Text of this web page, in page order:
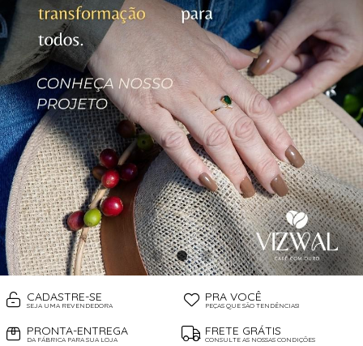
CADASTRE-SE
SEJA UMA REVENDEDORA
PRA VOCÊ
PEÇAS QUE SÃO TENDÊNCIAS!
PRONTA-ENTREGA
DA FÁBRICA PARA SUA LOJA
FRETE GRÁTIS
CONSULTE AS NOSSAS CONDIÇÕES